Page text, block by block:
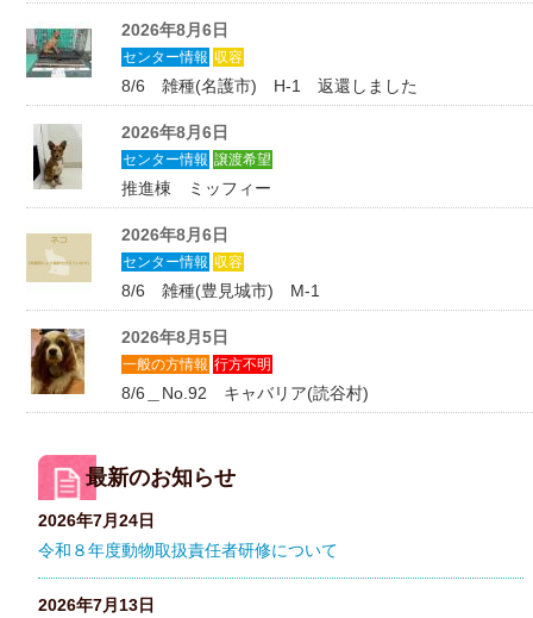
2026年8月6日
センター情報 収容
8/6 雑種(名護市) H-1 返還しました
2026年8月6日
センター情報 譲渡希望
推進棟 ミッフィー
2026年8月6日
センター情報 収容
8/6 雑種(豊見城市) M-1
2026年8月5日
一般の方情報 行方不明
8/6＿No.92 キャバリア(読谷村)
最新のお知らせ
2026年7月24日
令和８年度動物取扱責任者研修について
2026年7月13日